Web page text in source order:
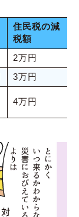
住民税の減
税額
2万円
3万円
4万円